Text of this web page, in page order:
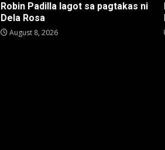
Robin Padilla lagot sa pagtakas ni
Dela Rosa
August 8, 2026